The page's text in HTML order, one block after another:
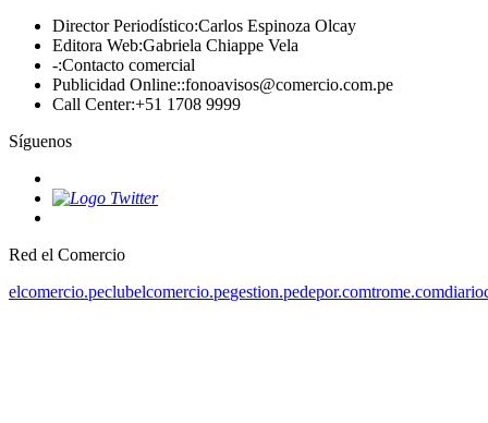
Director Periodístico:Carlos Espinoza Olcay
Editora Web:Gabriela Chiappe Vela
-:Contacto comercial
Publicidad Online::fonoavisos@comercio.com.pe
Call Center:+51 1708 9999
Síguenos
Red el Comercio
elcomercio.peclubelcomercio.pegestion.pedepor.comtrome.com